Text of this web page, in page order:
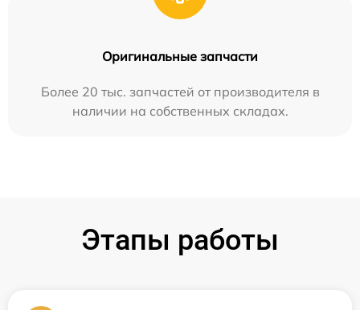
Оригинальные запчасти
Более 20 тыс. запчастей от производителя в
наличии на собственных складах.
Этапы работы